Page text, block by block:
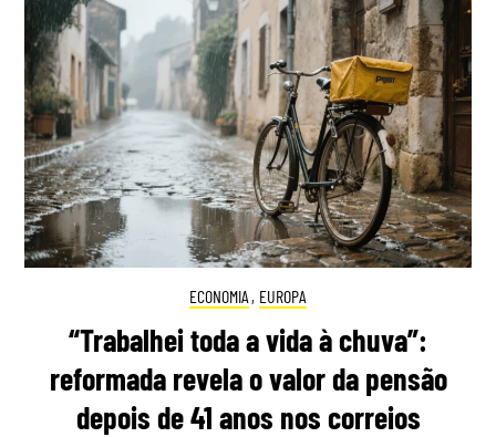
ECONOMIA , EUROPA
“Trabalhei toda a vida à chuva”:
reformada revela o valor da pensão
depois de 41 anos nos correios